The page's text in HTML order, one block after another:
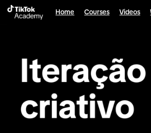
Home Courses Videos
English selected